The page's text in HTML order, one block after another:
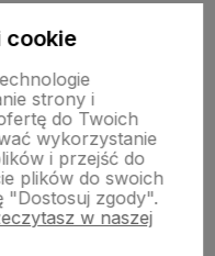
cookie
strony i
do Twoich
wykorzystanie
i przejść do
plików do swoich
"Dostosuj zgody".
w naszej